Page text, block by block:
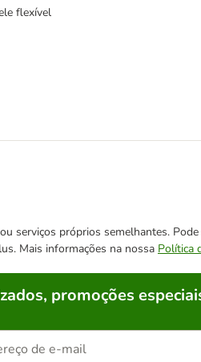
flexível
serviços próprios semelhantes.
Mais informações na nossa Política
promoções